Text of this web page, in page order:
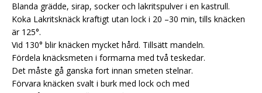
Blanda grädde, sirap, socker och lakritspulver i en kastrull.
Koka Lakritsknäck kraftigt utan lock i 20 –30 min, tills knäcken
är 125°.
Vid 130° blir knäcken mycket hård. Tillsätt mandeln.
Fördela knäcksmeten i formarna med två teskedar.
Det måste gå ganska fort innan smeten stelnar.
Förvara knäcken svalt i burk med lock och med